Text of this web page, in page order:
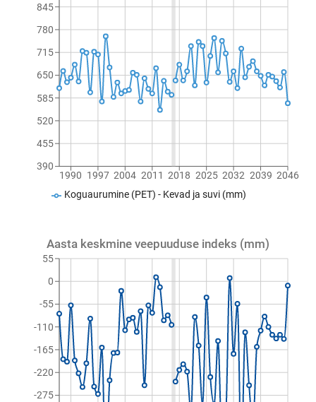
1990 1997 2004 2011 2018 2025 2032 2039 2046
390
455
520
585
650
715
780
845
Koguaurumine (PET) - Kevad ja suvi (mm)
Aasta keskmine veepuuduse indeks (mm)
-275
-220
-165
-110
-55
0
55